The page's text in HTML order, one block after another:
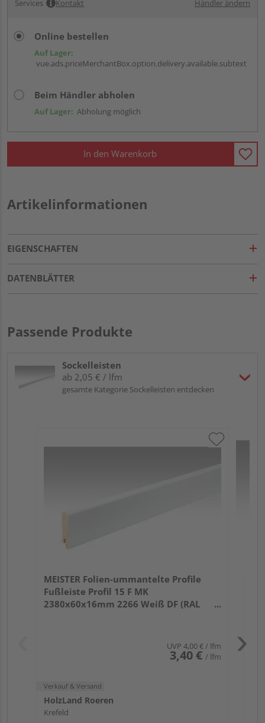
Services Kontakt Händler ändern
Online bestellen
Auf Lager:
vue.ads.priceMerchantBox.option.delivery.available.subtext
Beim Händler abholen
Auf Lager: Abholung möglich
In den Warenkorb
Artikelinformationen
EIGENSCHAFTEN
DATENBLÄTTER
Passende Produkte
Sockelleisten
ab 2,05 € / lfm
gesamte Kategorie Sockelleisten entdecken
MEISTER Folien-ummantelte Profile
Fußleiste Profil 15 F MK
2380x60x16mm 2266 Weiß DF (RAL
UVP 4,00 €/ lfm
3,40 € / lfm
Verkauf & Versand
HolzLand Roeren
Krefeld